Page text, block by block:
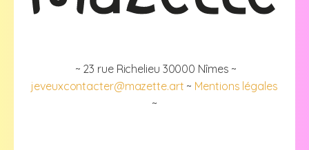
~ 23 rue Richelieu 30000 Nîmes ~
jeveuxcontacter@mazette.art ~ Mentions légales
~